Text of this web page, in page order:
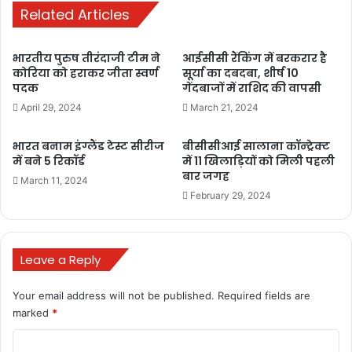
Rishabh Pant Health Update
कार हादसे में ऋषभ के शरीर के कई
हिस्सों में चोट आई Rishabh Pant
Health Update
हादसे में ऋषभ के शरीर के कई हिस्से जख्मी हो गए। उनके माथे पर दो कट लगे हैं
और प्लास्टिक सर्जरी हुई है।Rishabh Pant Health Update दाहिने घुटने
का लिगामेंट टूट गया था। घर्षण दाहिनी कलाई, टखने, पैर के अंगूठे और शरीर के
पिछले हिस्से पर भी होता है।
मैक्स अस्पताल में आर्थोपेडिक, स्पाइन, न्यूरोसर्जन, प्लास्टिक सर्जन और अन्य
पड़ेंगे
!!
Related Articles
भारतीय पुरुष तीरंदाजी टीम ने
कोरिया को हराकर जीता स्वर्ण
पदक
April 29, 2024
आईसीसी रैंकिंग में बरकरार है
सूर्या का दबदबा, शीर्ष 10
गेंदबाजों में राशिद की वापसी
March 21, 2024
भारत बनाम इंग्लैंड टेस्ट सीरीज
में बने 5 रिकॉर्ड
March 11, 2024
बीसीसीआई सालाना कॉन्ट्रेक्ट
में 11 खिलाड़ियों को मिली पहली
बार जगह
February 29, 2024
Leave a Reply
Your email address will not be published. Required fields are
marked *